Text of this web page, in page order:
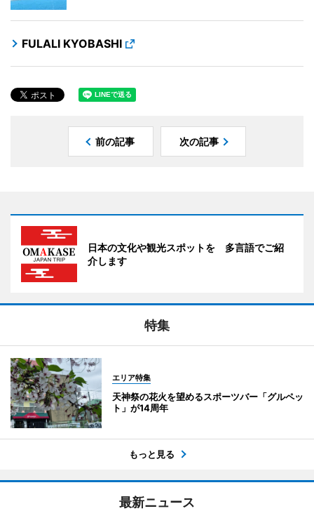
FULALI KYOBASHI
前の記事 次の記事
日本の文化や観光スポットを 多言語でご紹
介します
特集
エリア特集
天神祭の花火を望めるスポーツバー「グルペッ
ト」が14周年
もっと見る
最新ニュース